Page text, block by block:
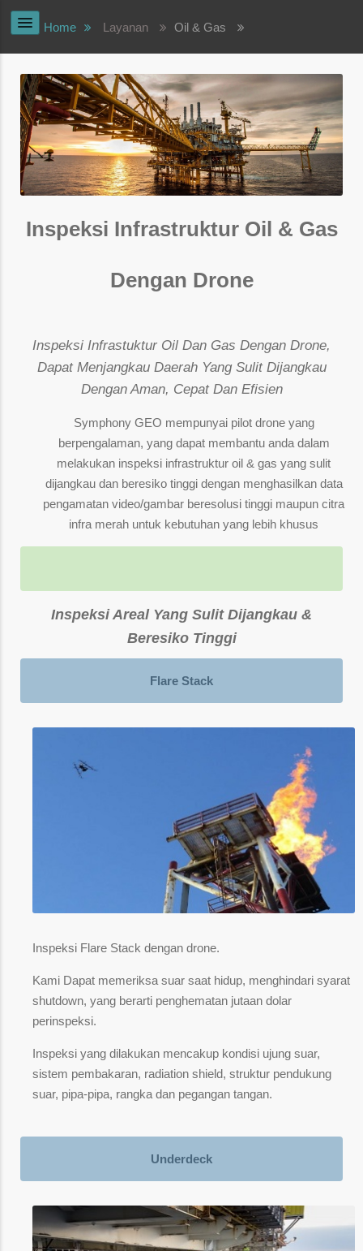
Home Layanan Oil & Gas
Inspeksi Infrastruktur Oil & Gas
Dengan Drone
Inspeksi Infrastuktur Oil Dan Gas Dengan Drone,
Dapat Menjangkau Daerah Yang Sulit Dijangkau
Dengan Aman, Cepat Dan Efisien
Symphony GEO mempunyai pilot drone yang
berpengalaman, yang dapat membantu anda dalam
melakukan inspeksi infrastruktur oil & gas yang sulit
dijangkau dan beresiko tinggi dengan menghasilkan data
pengamatan video/gambar beresolusi tinggi maupun citra
infra merah untuk kebutuhan yang lebih khusus
Inspeksi Areal Yang Sulit Dijangkau &
Beresiko Tinggi
Flare Stack
Inspeksi Flare Stack dengan drone.
Kami Dapat memeriksa suar saat hidup, menghindari syarat
shutdown, yang berarti penghematan jutaan dolar
perinspeksi.
Inspeksi yang dilakukan mencakup kondisi ujung suar,
sistem pembakaran, radiation shield, struktur pendukung
suar, pipa-pipa, rangka dan pegangan tangan.
Underdeck